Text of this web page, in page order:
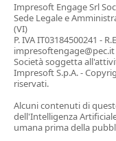
Impresoft Engage Srl
Sede Legale e
(VI)
P. IVA IT03184500241 -
impresoftengage@pec.it
Società soggetta
Impresoft S.p.A. -
riservati.
Alcuni contenuti di
dell'Intelligenza
umana prima della